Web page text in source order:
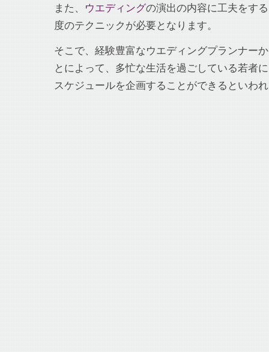
また、 ウエディングの演出の内容に工夫をす
度のテクニックが必要となります。
そこで、経験豊富なウエディングプランナー
とによって、多忙な生活を過ごしている若者
スケジュールを企画することができるといわ